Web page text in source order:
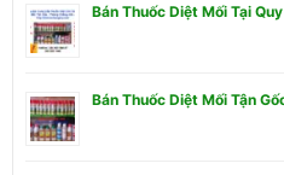
Bán Thuốc Diệt Mối Tại
Bán Thuốc Diệt Mối Tận